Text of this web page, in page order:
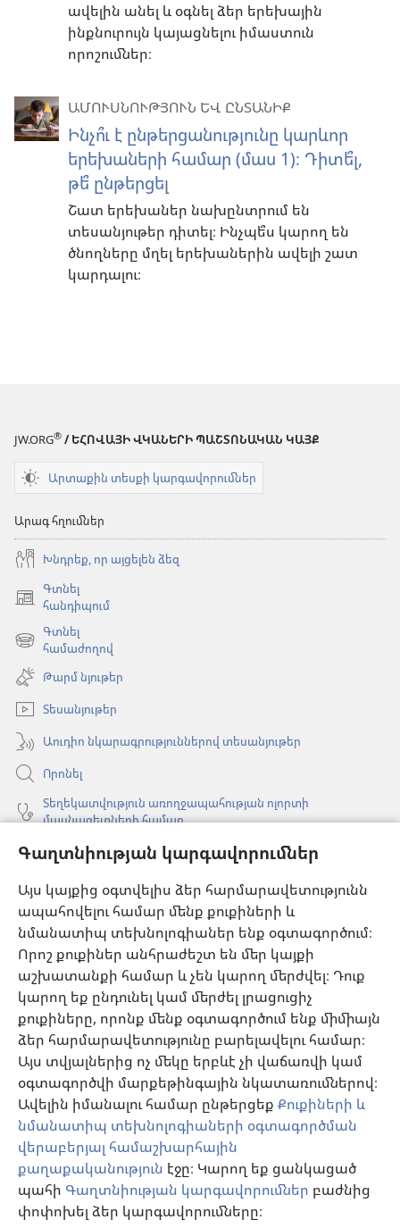
Գաղտնիության կարգավորումներ
Այս կայքից օգտվելիս ձեր հարմարավետությունն
ապահովելու համար մենք քուքիների և
նմանատիպ տեխնոլոգիաներ ենք օգտագործում։
Որոշ քուքիներ անհրաժեշտ են մեր կայքի
աշխատանքի համար և չեն կարող մերժվել։ Դուք
կարող եք ընդունել կամ մերժել լրացուցիչ
քուքիները, որոնք մենք օգտագործում ենք միմիայն
ձեր հարմարավետությունը բարելավելու համար։
Այս տվյալներից ոչ մեկը երբևէ չի վաճառվի կամ
օգտագործվի մարքեթինգային նկատառումներով։
Ավելին իմանալու համար ընթերցեք Քուքիների և
նմանատիպ տեխնոլոգիաների օգտագործման
վերաբերյալ համաշխարհային
քաղաքականություն էջը։ Կարող եք ցանկացած
պահի Գաղտնիության կարգավորումներ բաժնից
փոփոխել ձեր կարգավորումները։
ավելին անել և օգնել ձեր երեխային
ինքնուրույն կայացնելու իմաստուն
որոշումներ։
ԱՄՈՒՍՆՈՒԹՅՈՒՆ ԵՎ ԸՆՏԱՆԻՔ
Ինչո՞ւ է ընթերցանությունը կարևոր
երեխաների համար (մաս 1)։ Դիտե՞լ,
թե՞ ընթերցել
Շատ երեխաներ նախընտրում են
տեսանյութեր դիտել։ Ինչպե՞ս կարող են
ծնողները մղել երեխաներին ավելի շատ
կարդալու։
JW.ORG® / ԵՀՈՎԱՅԻ ՎԿԱՆԵՐԻ ՊԱՇՏՈՆԱԿԱՆ ԿԱՅՔ
Արտաքին տեսքի կարգավորումներ
Արագ հղումներ
Խնդրեք, որ այցելեն ձեզ
Գտնել
հանդիպում
(բացվում
նոր
պատուհան)
Գտնել
համաժողով
(բացվում
նոր
պատուհան)
Թարմ նյութեր
Տեսանյութեր
Աուդիո նկարագրություններով տեսանյութեր
Որոնել
Տեղեկատվություն առողջապահության ոլորտի
մասնագետների համար
Գլոբալ հաղորդակցություն
Օգնություն
Նվիրատվություններ
(բացվում
է
նոր
պատուհան)
Դիտարանի ՕՆԼԱՅՆ ԳՐԱԴԱՐԱՆ
(բացվում
է
նոր
պատուհան)
JW Hub
(բացվում
է
նոր
պատուհան)
JW Library® հավելված
Watchtower Library
Copyright © 2026 Watch Tower Bible and Tract Society of Pennsylvania.
ՕԳՏԱԳՈՐԾՄԱՆ ՊԱՅՄԱՆՆԵՐ |
ՔԱՂԱՔԱԿԱՆՈՒԹՅՈՒՆ|ԳԱՂՏՆԻՈՒԹՅԱՆ ԿԱՐԳԱՎՈՐՈՒՄՆԵՐ